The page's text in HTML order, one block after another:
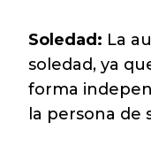
Soledad: La
soledad, ya
forma
la persona de